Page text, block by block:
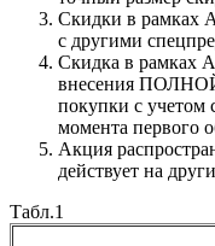
Скидки в рамках
с другими
Скидка в рамках
внесения ПОЛНОЙ
покупки с учетом
момента первого
Акция
действует на
Табл.1